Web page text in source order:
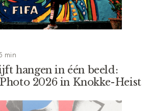
min
hangen in één beeld:
2026 in Knokke-Heist